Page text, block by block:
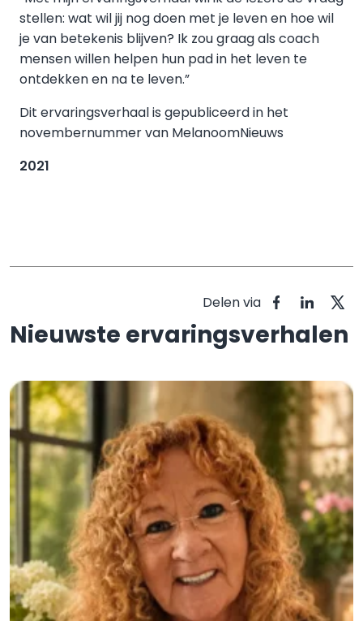
stellen: wat wil jij nog doen met je leven en hoe wil
je van betekenis blijven? Ik zou graag als coach
mensen willen helpen hun pad in het leven te
ontdekken en na te leven.”
Dit ervaringsverhaal is gepubliceerd in het
novembernummer van MelanoomNieuws
2021
Delen via
Nieuwste ervaringsverhalen